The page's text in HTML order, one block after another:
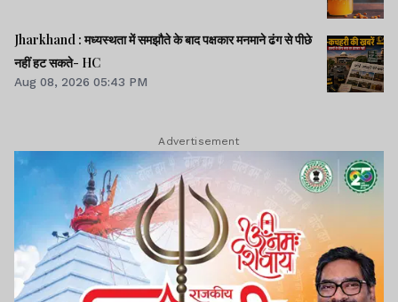
Jharkhand : मध्यस्थता में समझौते के बाद पक्षकार मनमाने ढंग से पीछे
नहीं हट सकते- HC
Aug 08, 2026 05:43 PM
Advertisement